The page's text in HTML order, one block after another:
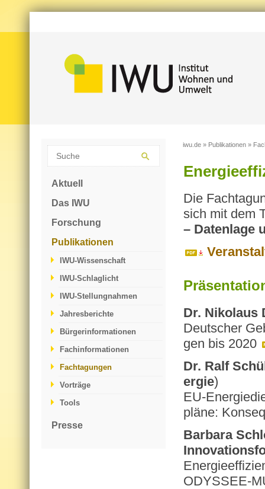
Aktuell
Das IWU
Forschung
Publikationen
IWU-Wissenschaft
IWU-Schlaglicht
IWU-Stellungnahmen
Jahresberichte
Bürgerinformationen
Fachinformationen
Fachtagungen
Vorträge
Tools
Presse
iwu.de » Publikationen »
Die
sich mit dem
– Da­ten­la­ge
Dr. Ni­ko­laus
Deut­scher
gen bis 2020
Dr. Ralf
er­gie)
EU-
plä­ne:
Bar­ba­ra
ODYS­SEE-